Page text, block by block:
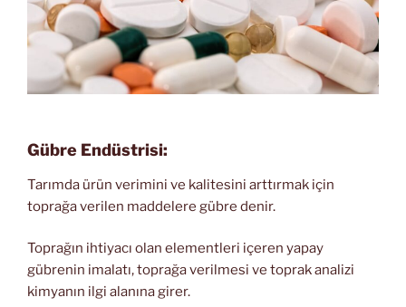
Gübre Endüstrisi:
Tarımda ürün verimini ve kalitesini arttırmak için
toprağa verilen maddelere gübre denir.
Toprağın ihtiyacı olan elementleri içeren yapay
gübrenin imalatı, toprağa verilmesi ve toprak analizi
kimyanın ilgi alanına girer.